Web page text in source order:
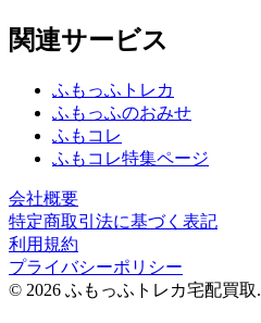
関連サービス
ふもっふトレカ
ふもっふのおみせ
ふもコレ
ふもコレ特集ページ
会社概要
特定商取引法に基づく表記
利用規約
プライバシーポリシー
© 2026 ふもっふトレカ宅配買取.